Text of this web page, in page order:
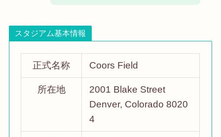
スタジアム基本情報
正式名称 Coors Field
所在地
2001 Blake Street
Denver, Colorado 8020
4